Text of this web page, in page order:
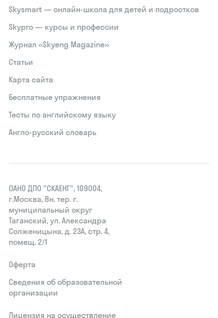
Skysmart — онлайн-школа для детей и подростков
Skypro — курсы и профессии
Журнал «Skyeng Magazine»
Статьи
Карта сайта
Бесплатные упражнения
Тесты по английскому языку
Англо-русский словарь
ОАНО ДПО "СКАЕНГ", 109004,
г.Москва, Вн. тер. г.
муниципальный округ
Таганский, ул. Александра
Солженицына, д. 23А, стр. 4,
помещ. 2/1
Оферта
Сведения об образовательной
организации
Лицензия на осуществление